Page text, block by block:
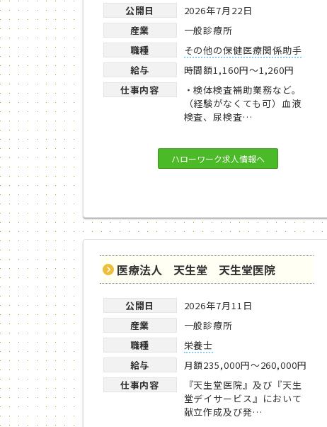
公開日
2026年7月22日
産業
一般診療所
職種
その他の保健医療関係助手
給与
時間額1,160円～1,260円
仕事内容
・検体検査補助業務など。
（経験がなくても可）血液
検査、尿検査…
ハローワーク求人情報へ
医療法人 天生堂 天生堂医院
公開日
2026年7月11日
産業
一般診療所
職種
栄養士
給与
月額235,000円～260,000円
仕事内容
『天生堂医院』及び『天生
堂デイサービス』において
献立作成及び発…